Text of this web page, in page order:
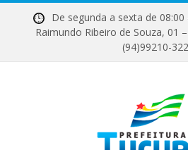
De segunda a sexta de
Raimundo Ribeiro de Souza,
(94)99210-